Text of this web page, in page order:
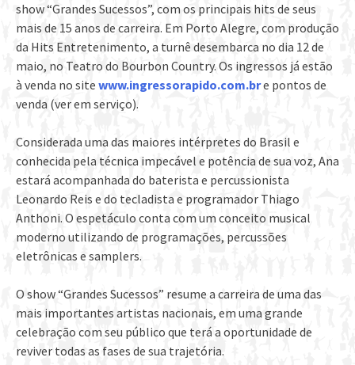
show “Grandes Sucessos”, com os principais hits de seus
mais de 15 anos de carreira. Em Porto Alegre, com produção
da Hits Entretenimento, a turnê desembarca no dia 12 de
maio, no Teatro do Bourbon Country. Os ingressos já estão
à venda no site www.ingressorapido.com.bre pontos de
venda (ver em serviço).
Considerada uma das maiores intérpretes do Brasil e
conhecida pela técnica impecável e potência de sua voz, Ana
estará acompanhada do baterista e percussionista
Leonardo Reis e do tecladista e programador Thiago
Anthoni. O espetáculo conta com um conceito musical
moderno utilizando de programações, percussões
eletrônicas e samplers.
O show “Grandes Sucessos” resume a carreira de uma das
mais importantes artistas nacionais, em uma grande
celebração com seu público que terá a oportunidade de
reviver todas as fases de sua trajetória.